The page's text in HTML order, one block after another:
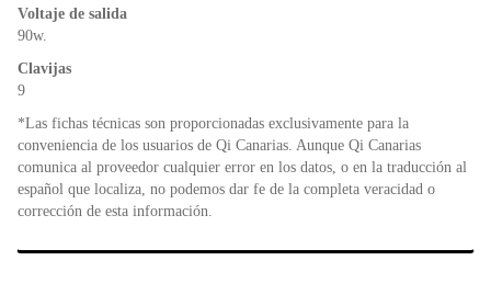
Voltaje de salida
90w.
Clavijas
9
*Las fichas técnicas son proporcionadas exclusivamente para la
conveniencia de los usuarios de Qi Canarias. Aunque Qi Canarias
comunica al proveedor cualquier error en los datos, o en la traducción al
español que localiza, no podemos dar fe de la completa veracidad o
corrección de esta información.